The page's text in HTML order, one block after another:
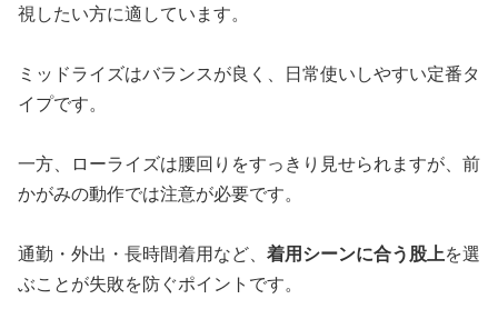
視したい方に適しています。
ミッドライズはバランスが良く、日常使いしやすい定番タ
イプです。
一方、ローライズは腰回りをすっきり見せられますが、前
かがみの動作では注意が必要です。
通勤・外出・長時間着用など、 着用シーンに合う股上を選
ぶことが失敗を防ぐポイントです。